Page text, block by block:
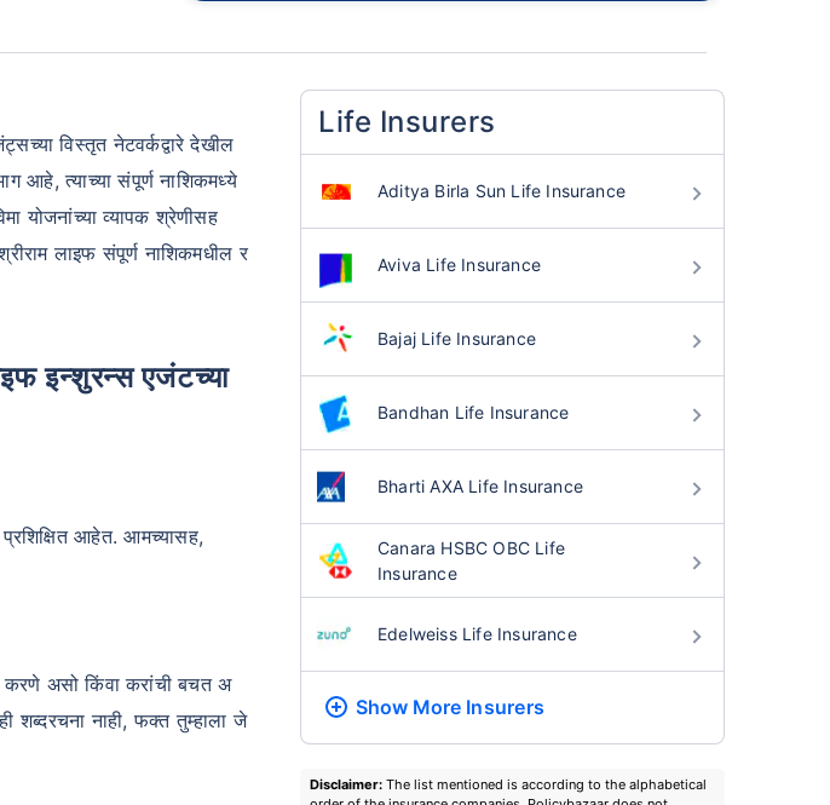
विस्तृत नेटवर्कद्वारे देखील
आहे, त्याच्या संपूर्ण नाशिकमध्ये
योजनांच्या व्यापक श्रेणीसह
लाइफ संपूर्ण नाशिकमधील र
प्रशिक्षित आहेत. आमच्यासह,
करणे असो किंवा करांची बचत अ
शब्दरचना नाही, फक्त तुम्हाला जे
Life Insurers
Aditya Birla Sun Life Insurance
Aviva Life Insurance
Bajaj Life Insurance
Bandhan Life Insurance
Bharti AXA Life Insurance
Canara HSBC OBC Life
Insurance
Edelweiss Life Insurance
Show More Insurers
Disclaimer: The list mentioned is according to the alphabetical